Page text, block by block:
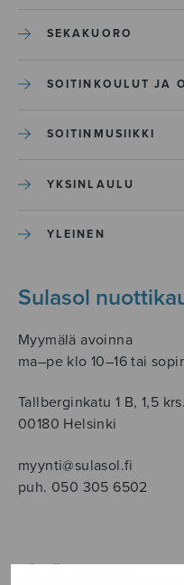
SEKAKUORO
SOITINKOULUT JA
SOITINMUSIIKKI
YKSINLAULU
YLEINEN
Sulasol
Myymälä avoinna
ma–pe klo 10–16 tai
Tallberginkatu 1 B, 1,5 krs.
00180 Helsinki
myynti@sulasol.fi
puh. 050 305 6502